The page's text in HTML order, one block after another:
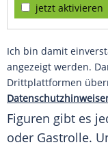
jetzt aktivieren
Ich bin damit
angezeigt werden.
Drittplattformen
Figuren gibt es
oder Gastrolle.